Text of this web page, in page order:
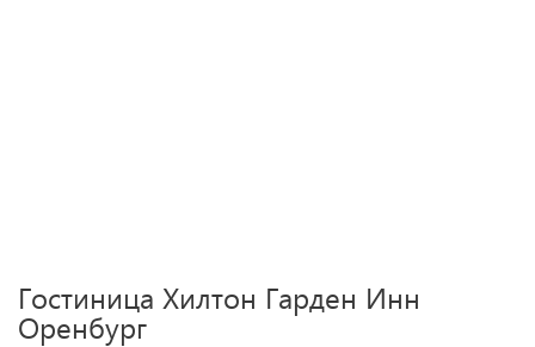
Гостиница Хилтон Гарден Инн
Оренбург